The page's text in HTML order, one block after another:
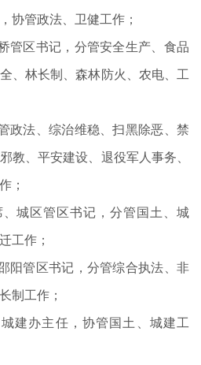
协管政法、卫健工作；
区书记，分管安全生产、食品
、林长制、森林防火、农电、工
法、综治维稳、扫黑除恶、禁
教、平安建设、退役军人事务、
；
区管区书记，分管国土、城
工作；
管区书记，分管综合执法、非
制工作；
办主任，协管国土、城建工